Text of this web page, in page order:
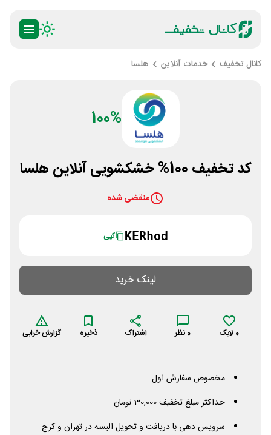
کانال تخفیف خدمات آنلاین هلسا
100%
کد تخفیف 100% خشکشویی آنلاین هلسا
منقضی شده
KERhod کپی
لینک خرید
0 لایک 0 نظر اشتراک ذخیره گزارش خرابی
مخصوص سفارش اول
حداکثر مبلغ تخفیف 30,000 تومان
سرویس دهی با دریافت و تحویل البسه در تهران و کرج